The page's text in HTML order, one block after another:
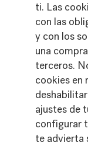
ti. Las
con las
y con los
una
terceros.
cookies en
ajustes de
configurar
te advierta